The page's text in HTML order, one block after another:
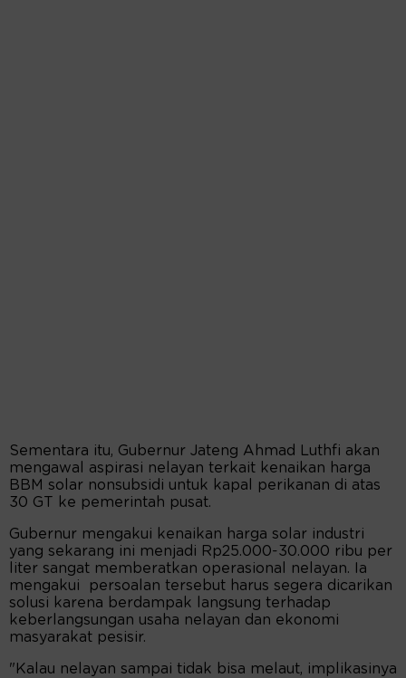
Sementara itu, Gubernur Jateng Ahmad Luthfi akan
mengawal aspirasi nelayan terkait kenaikan harga
BBM solar nonsubsidi untuk kapal perikanan di atas
30 GT ke pemerintah pusat.
Gubernur mengakui kenaikan harga solar industri
yang sekarang ini menjadi Rp25.000-30.000 ribu per
liter sangat memberatkan operasional nelayan. Ia
mengakui persoalan tersebut harus segera dicarikan
solusi karena berdampak langsung terhadap
keberlangsungan usaha nelayan dan ekonomi
masyarakat pesisir.
"Kalau nelayan sampai tidak bisa melaut, implikasinya